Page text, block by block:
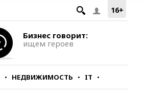
16+
Бизнес говорит:
ищем героев
НЕДВИЖИМОСТЬ IT